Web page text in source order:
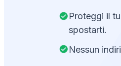
Proteggi il
spostarti.
Nessun